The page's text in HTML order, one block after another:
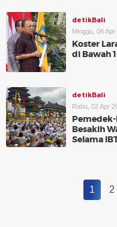
detikBali
Minggu, 06
Koster
di Bawah
detikBali
Rabu, 02 Apr
Besakih
Selama
1 2